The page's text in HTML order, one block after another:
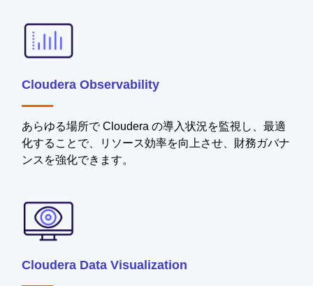
Cloudera Observability
あらゆる場所で Cloudera の導入状況を監視し、最適
化することで、リソース効率を向上させ、財務ガバナ
ンスを強化できます。
Cloudera Data Visualization